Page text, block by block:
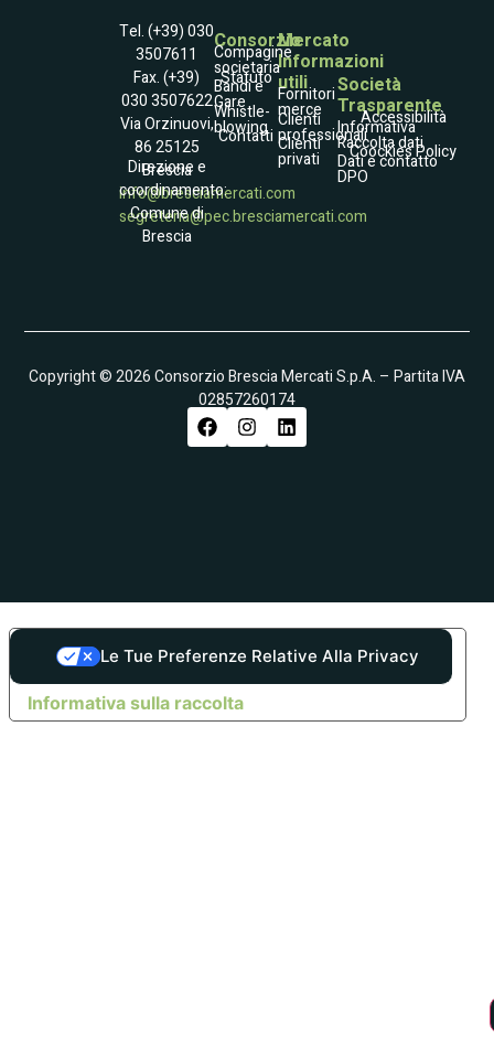
Tel. (+39) 030
3507611
Fax. (+39)
030 3507622
Via Orzinuovi,
86 25125
Brescia
info@bresciamercati.com
segreteria@pec.bresciamercati.com
Direzione e
coordinamento:
Comune di
Brescia
Consorzio
Compagine
societaria
Statuto
Bandi e
Gare
Whistle­
blowing
Contatti
Mercato
Informazioni
utili
Fornitori
merce
Clienti
professionali
Clienti
privati
Società
Trasparente
Accessibilità
Informativa
Raccolta dati
Coockies Policy
Dati e contatto
DPO
Copyright © 2026 Consorzio Brescia Mercati S.p.A. – Partita IVA
02857260174
Informativa sulla raccolta
Le Tue Preferenze Relative Alla Privacy